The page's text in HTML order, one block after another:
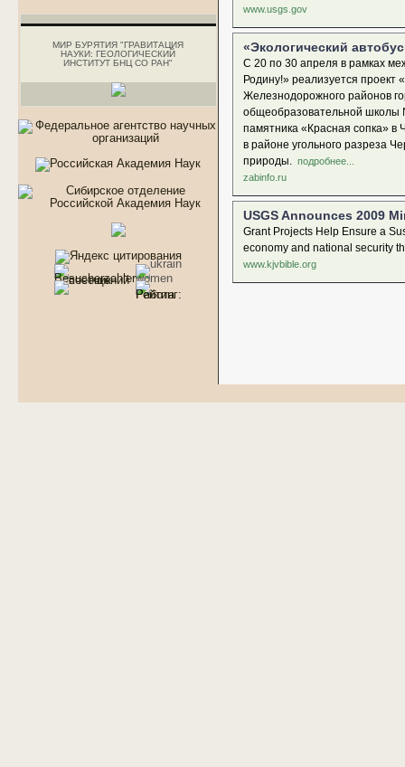
коррупции, для
Комиссия по
соблюдению требований
+ Обратная связь для
сообщений о фактах
коррупции
+ Инженерно-
геологические
изыскания
Аналитические работы
МИР БУРЯТИЯ "ГРАВИТАЦИЯ
НАУКИ: ГЕОЛОГИЧЕСКИЙ
ИНСТИТУТ БНЦ СО РАН"
www.usgs.gov
«Экологический
С 20 по 30 апреля в рамках
Родину!» реализуется проект
Железнодорожного районов
общеобразовательной школы
памятника «Красная сопка» в
в районе угольного разреза
природы. подробнее...
zabinfo.ru
USGS Announces 2009
Grant Projects Help Ensure a
economy and national security
www.kjvbible.org